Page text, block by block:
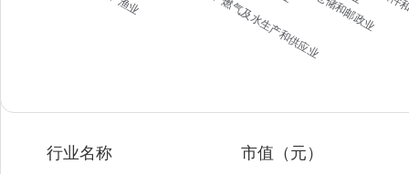
行业名称 市值（元）